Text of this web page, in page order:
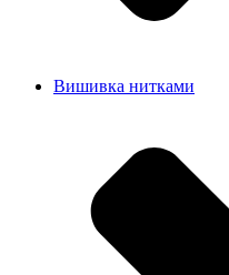
Вишивка нитками